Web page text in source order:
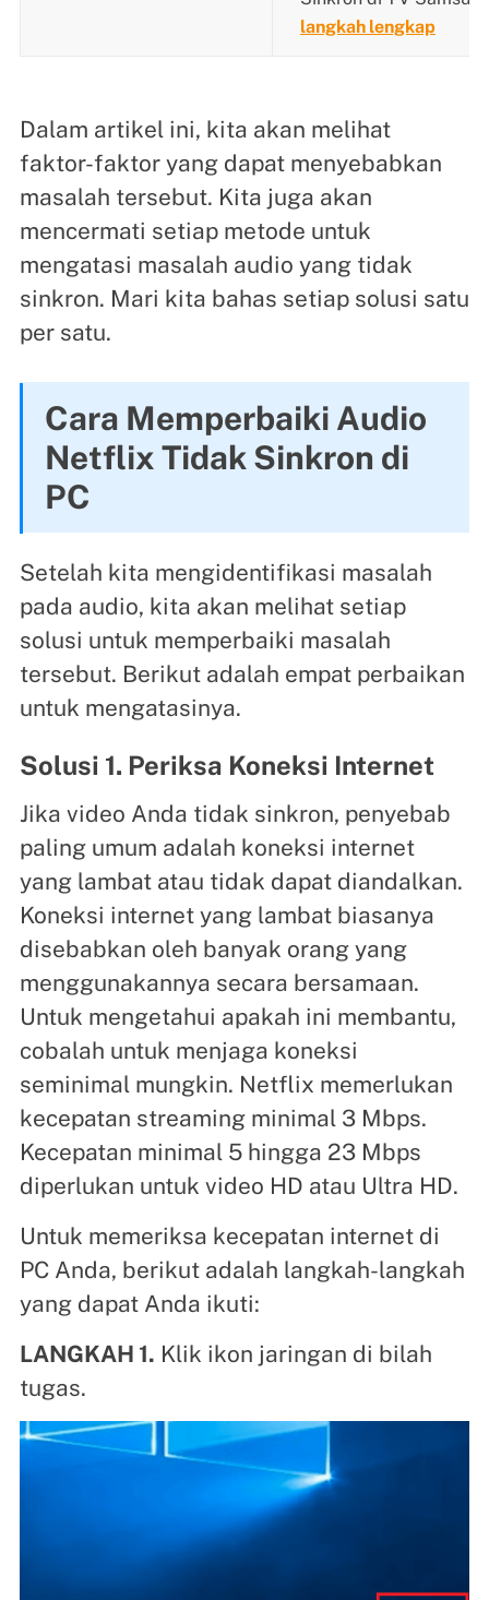
langkah lengkap
Dalam artikel ini, kita akan melihat
faktor-faktor yang dapat menyebabkan
masalah tersebut. Kita juga akan
mencermati setiap metode untuk
mengatasi masalah audio yang tidak
sinkron. Mari kita bahas setiap solusi satu
per satu.
Cara Memperbaiki Audio
Netflix Tidak Sinkron di
PC
Setelah kita mengidentifikasi masalah
pada audio, kita akan melihat setiap
solusi untuk memperbaiki masalah
tersebut. Berikut adalah empat perbaikan
untuk mengatasinya.
Solusi 1. Periksa Koneksi Internet
Jika video Anda tidak sinkron, penyebab
paling umum adalah koneksi internet
yang lambat atau tidak dapat diandalkan.
Koneksi internet yang lambat biasanya
disebabkan oleh banyak orang yang
menggunakannya secara bersamaan.
Untuk mengetahui apakah ini membantu,
cobalah untuk menjaga koneksi
seminimal mungkin. Netflix memerlukan
kecepatan streaming minimal 3 Mbps.
Kecepatan minimal 5 hingga 23 Mbps
diperlukan untuk video HD atau Ultra HD.
Untuk memeriksa kecepatan internet di
PC Anda, berikut adalah langkah-langkah
yang dapat Anda ikuti:
LANGKAH 1. Klik ikon jaringan di bilah
tugas.